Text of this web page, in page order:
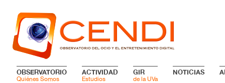
OBSERVATORIO
Quiénes Somos
ACTIVIDAD
Estudios
GIR
de la UVa
NOTICIAS